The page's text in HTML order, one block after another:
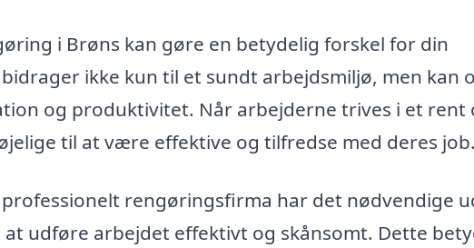
i Brøns kan gøre en betydelig forskel for din
ikke kun til et sundt arbejdsmiljø, men kan
og produktivitet. Når arbejderne trives i et rent
til at være effektive og tilfredse med deres
rengøringsfirma har det nødvendige
udføre arbejdet effektivt og skånsomt. Dette